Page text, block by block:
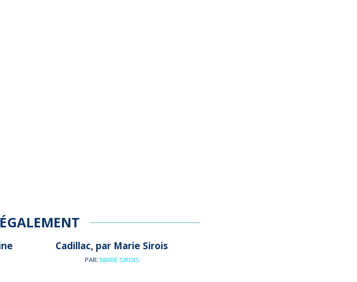
Cadillac, par Marie Sirois
PAR: MARIE SIROIS